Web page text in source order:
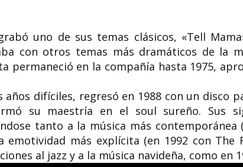
uno de sus temas clásicos, «Tell
con otros temas más dramáticos de la
permaneció en la compañía hasta 1975,
años difíciles, regresó en 1988 con un disco
su maestría en el soul sureño. Sus
tanto a la música más contemporánea
emotividad más explícita (en 1992 con The
al jazz y a la música navideña, como en